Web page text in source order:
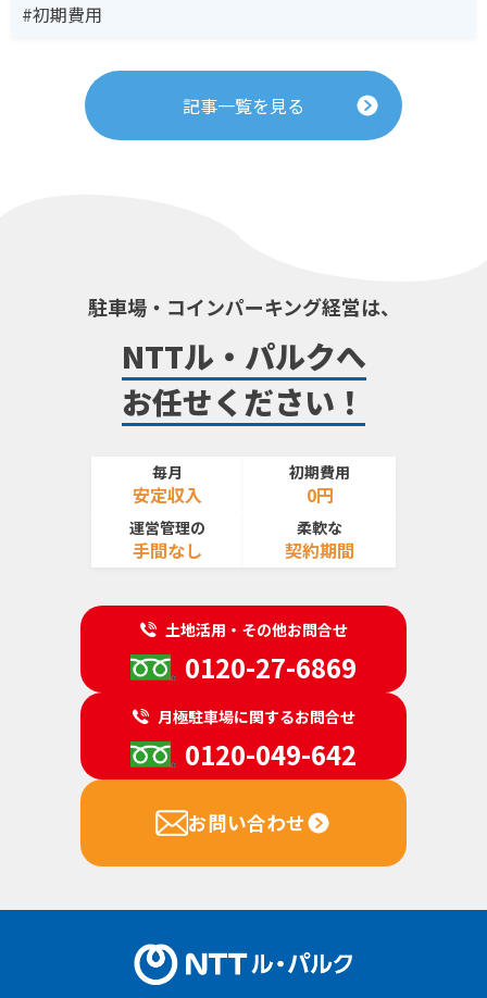
#初期費用
記事一覧を見る
駐車場・コインパーキング経営は、
NTTル・パルクへ
お任せください！
毎月
安定収入
初期費用
0円
運営管理の
手間なし
柔軟な
契約期間
土地活用・その他お問合せ
0120-27-6869
月極駐車場に関するお問合せ
0120-049-642
お問い合わせ